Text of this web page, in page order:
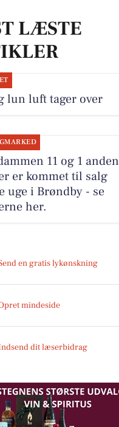
LÆSTE
lun luft tager over
11 og 1 anden
er kommet til salg
uge i Brøndby - se
her.
en gratis lykønskning
mindeside
dit læserbidrag